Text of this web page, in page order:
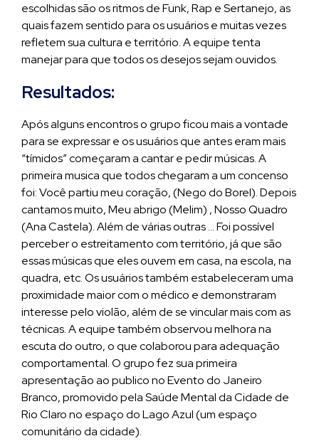
escolhidas são os ritmos de Funk, Rap e Sertanejo, as
quais fazem sentido para os usuários e muitas vezes
refletem sua cultura e território. A equipe tenta
manejar para que todos os desejos sejam ouvidos.
Resultados:
Após alguns encontros o grupo ficou mais a vontade
para se expressar e os usuários que antes eram mais
“tímidos” começaram a cantar e pedir músicas. A
primeira musica que todos chegaram a um concenso
foi: Você partiu meu coração, (Nego do Borel). Depois
cantamos muito, Meu abrigo (Melim) , Nosso Quadro
(Ana Castela). Além de várias outras … Foi possível
perceber o estreitamento com território, já que são
essas músicas que eles ouvem em casa, na escola, na
quadra, etc. Os usuários também estabeleceram uma
proximidade maior com o médico e demonstraram
interesse pelo violão, além de se vincular mais com as
técnicas. A equipe também observou melhora na
escuta do outro, o que colaborou para adequação
comportamental. O grupo fez sua primeira
apresentação ao publico no Evento do Janeiro
Branco, promovido pela Saúde Mental da Cidade de
Rio Claro no espaço do Lago Azul (um espaço
comunitário da cidade).